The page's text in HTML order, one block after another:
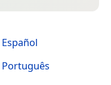
Español
Português